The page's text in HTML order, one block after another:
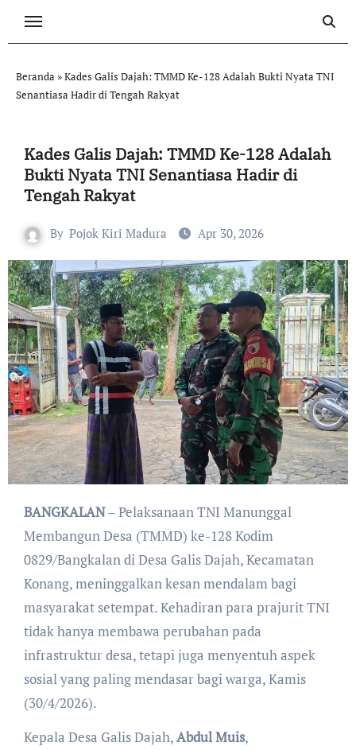
Beranda »Kades Galis Dajah: TMMD Ke-128 Adalah Bukti Nyata TNI
Senantiasa Hadir di Tengah Rakyat
Kades Galis Dajah: TMMD Ke-128 Adalah
Bukti Nyata TNI Senantiasa Hadir di
Tengah Rakyat
By Pojok Kiri Madura Apr 30, 2026
BANGKALAN– Pelaksanaan TNI Manunggal
Membangun Desa (TMMD) ke-128 Kodim
0829/Bangkalan di Desa Galis Dajah, Kecamatan
Konang, meninggalkan kesan mendalam bagi
masyarakat setempat. Kehadiran para prajurit TNI
tidak hanya membawa perubahan pada
infrastruktur desa, tetapi juga menyentuh aspek
sosial yang paling mendasar bagi warga, Kamis
(30/4/2026).
​Kepala Desa Galis Dajah,Abdul Muis,